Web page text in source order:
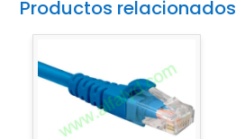
Productos relacionados